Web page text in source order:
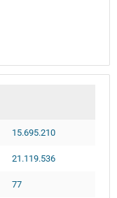
15.695.210
21.119.536
77